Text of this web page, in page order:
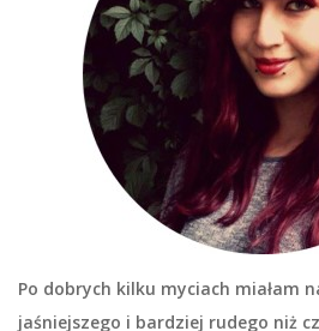
Po dobrych kilku myciach miałam
jaśniejszego i bardziej rudego niż